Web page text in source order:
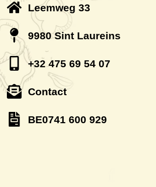
Leemweg 33
9980 Sint Laureins
+32 475 69 54 07
Contact
BE0741 600 929